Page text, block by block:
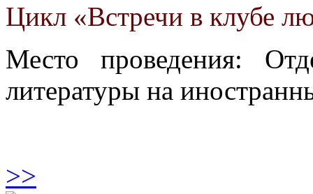
Цикл «Встречи в клубе
Место проведения:
литературы на
>>